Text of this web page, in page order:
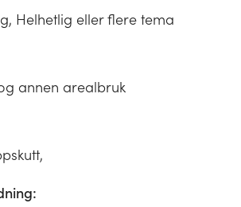
Helhetlig eller flere tema
annen arealbruk